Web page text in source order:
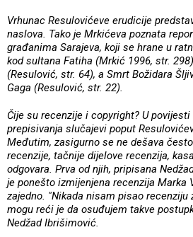
Vrhunac Resulovićeve erudicije
naslova. Tako je Mrkićeva poznata
građanima Sarajeva, koji se hrane u
kod sultana Fatiha (Mrkić 1996, str.
(Resulović, str. 64), a Smrt Božidara
Gaga (Resulović, str. 22).
Čije su recenzije i copyright? U
prepisivanja slučajevi poput
Međutim, zasigurno se ne dešava
recenzije, tačnije dijelove recenzija,
odgovara. Prva od njih, pripisana
je ponešto izmijenjena recenzija Marka
zajedno. "Nikada nisam pisao
mogu reći je da osuđujem takve
Nedžad Ibrišimović.